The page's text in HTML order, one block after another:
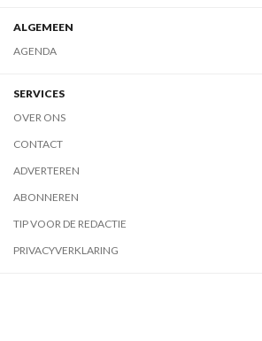
ALGEMEEN
AGENDA
SERVICES
OVER ONS
CONTACT
ADVERTEREN
ABONNEREN
TIP VOOR DE REDACTIE
PRIVACYVERKLARING